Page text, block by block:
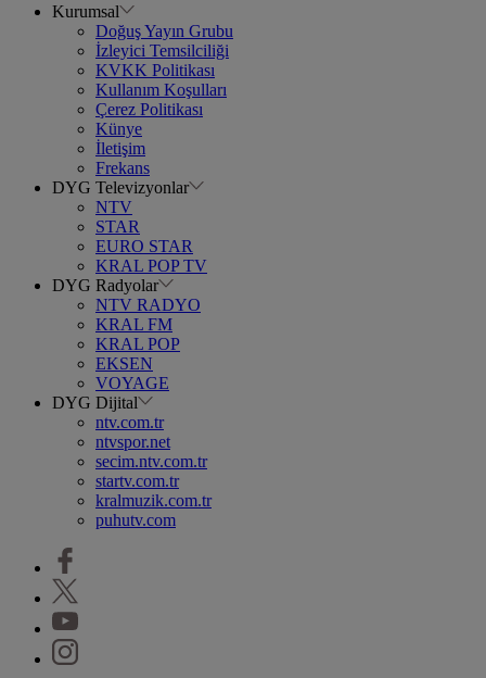
Kurumsal
Doğuş Yayın Grubu
İzleyici Temsilciliği
KVKK Politikası
Kullanım Koşulları
Çerez Politikası
Künye
İletişim
Frekans
DYG Televizyonlar
NTV
STAR
EURO STAR
KRAL POP TV
DYG Radyolar
NTV RADYO
KRAL FM
KRAL POP
EKSEN
VOYAGE
DYG Dijital
ntv.com.tr
ntvspor.net
secim.ntv.com.tr
startv.com.tr
kralmuzik.com.tr
puhutv.com